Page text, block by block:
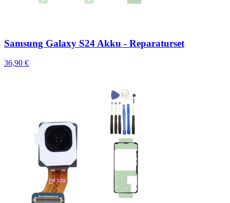
Samsung Galaxy S24 Akku - Reparaturset
36,90 €